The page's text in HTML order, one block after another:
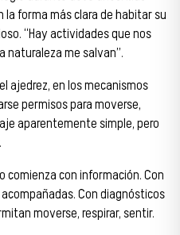
forma más clara de habitar su
“Hay actividades que nos
naturaleza me salvan”.
ajedrez, en los mecanismos
permisos para moverse,
aparentemente simple, pero
comienza con información. Con
Con diagnósticos
moverse, respirar, sentir.